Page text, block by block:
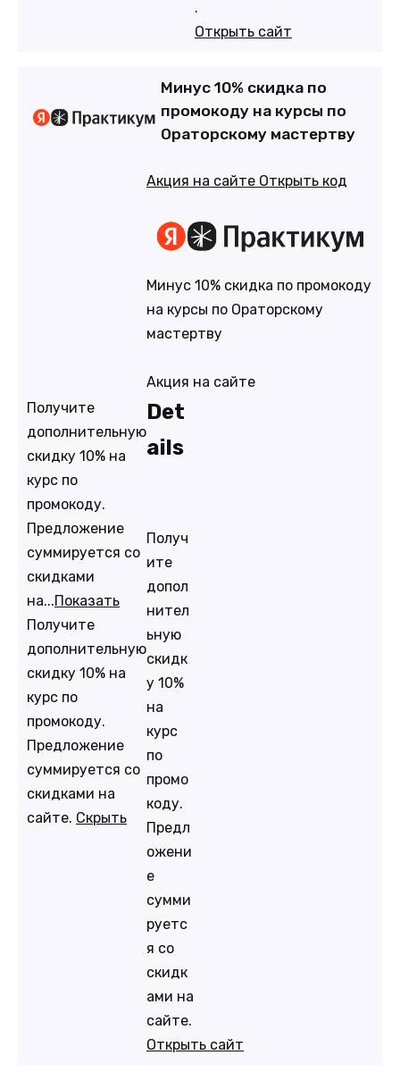
.
Открыть сайт
Минус 10% скидка по
промокоду на курсы по
Орaторскому мастертву
Получите
дополнительную
скидку 10% на
курс по
промокоду.
Предложение
суммируется со
скидками
на...Показать
Получите
дополнительную
скидку 10% на
курс по
промокоду.
Предложение
суммируется со
скидками на
сайте. Скрыть
Акция на сайте Открыть код
Минус 10% скидка по промокоду
на курсы по Орaторскому
мастертву
Акция на сайте
Det
ails
Получ
ите
допол
нител
ьную
скидк
у 10%
на
курс
по
промо
коду.
Предл
ожени
е
сумми
руетс
я со
скидк
ами на
сайте.
Открыть сайт